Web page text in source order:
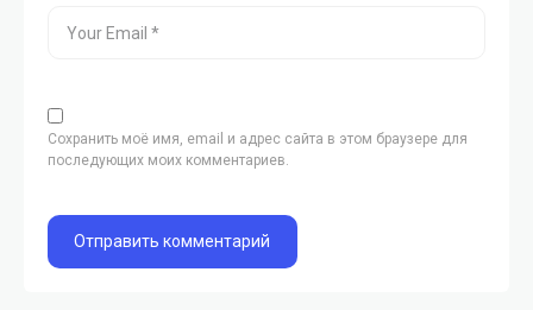
Сохранить моё имя, email и адрес сайта в этом браузере для
последующих моих комментариев.